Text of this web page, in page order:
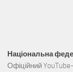
Національна
Офіційний